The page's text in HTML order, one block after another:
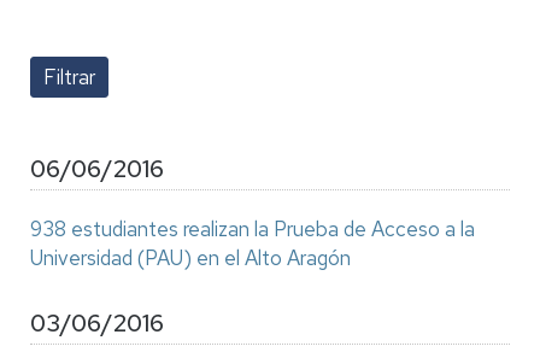
06/06/2016
938 estudiantes realizan la Prueba de Acceso a la
Universidad (PAU) en el Alto Aragón
03/06/2016